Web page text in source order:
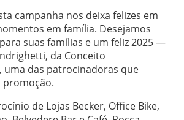
campanha nos deixa felizes em
em família. Desejamos
suas famílias e um feliz 2025 —
da Conceito
das patrocinadoras que
promoção.
de Lojas Becker, Office Bike,